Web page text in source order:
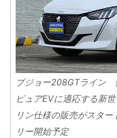
プジョー208GTライ
ピュアEVに適応する新
リン仕様の販売がスタ
リー開始予定